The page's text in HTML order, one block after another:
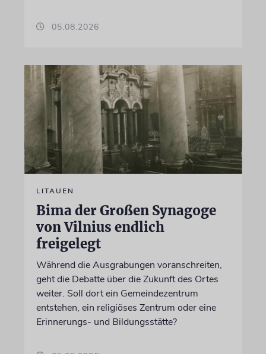
05.08.2026
LITAUEN
Bima der Großen Synagoge
von Vilnius endlich
freigelegt
Während die Ausgrabungen voranschreiten,
geht die Debatte über die Zukunft des Ortes
weiter. Soll dort ein Gemeindezentrum
entstehen, ein religiöses Zentrum oder eine
Erinnerungs- und Bildungsstätte?